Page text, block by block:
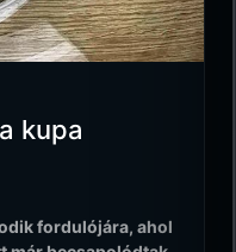
kupa
fordulójára, ahol